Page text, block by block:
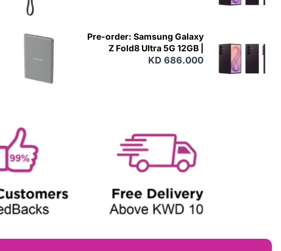
Pre-order: Samsung Galaxy
Z Fold8 Ultra 5G 12GB |
512GB - Violet Shadow
KD 686.000